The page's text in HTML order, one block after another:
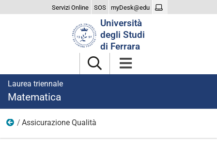
Servizi Online SOS myDesk@edu
Università
degli Studi
di Ferrara
Laurea triennale
Matematica
Il Corso
Assicurazione Qualità